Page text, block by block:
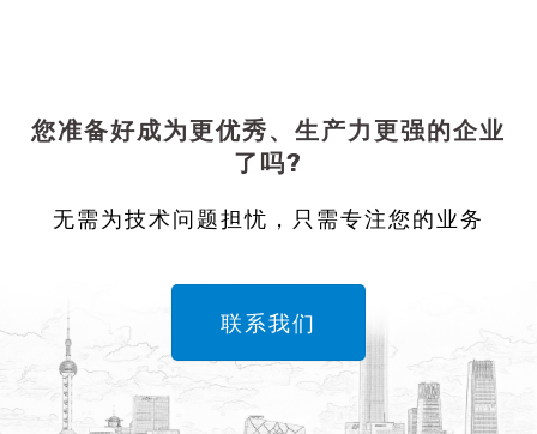
您准备好成为更优秀、生产力更强的企业
了吗?
无需为技术问题担忧，只需专注您的业务
联系我们